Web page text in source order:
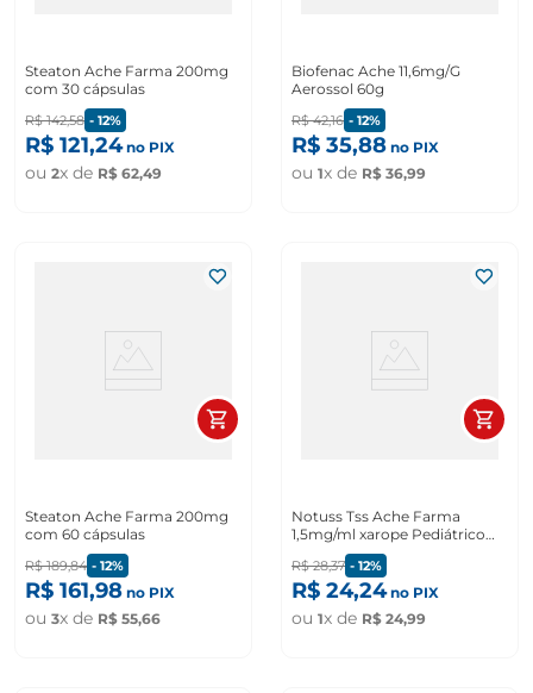
Steaton Ache Farma 200mg
com 30 cápsulas
R$ 142,58 - 12%
R$ 121,24no PIX
ou 2x de R$ 62,49
Biofenac Ache 11,6mg/G
Aerossol 60g
R$ 42,16 - 12%
R$ 35,88 no PIX
ou 1x de R$ 36,99
Steaton Ache Farma 200mg
com 60 cápsulas
R$ 189,84 - 12%
R$ 161,98 no PIX
ou 3x de R$ 55,66
Notuss Tss Ache Farma
1,5mg/ml xarope Pediátrico
R$ 28,37 - 12%
R$ 24,24no PIX
ou 1x de R$ 24,99